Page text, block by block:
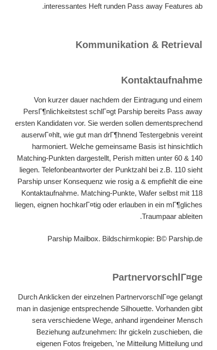
interessantes Heft runden Pass away Features ab.
Kommunikation & Retrieval
Kontaktaufnahme
Von kurzer dauer nachdem der Eintragung und einem
PersГ¶nlichkeitstest schlГ¤gt Parship bereits Pass away
ersten Kandidaten vor. Sie werden sollen dementsprechend
auserwГ¤hlt, wie gut man drГ¶hnend Testergebnis vereint
harmoniert. Welche gemeinsame Basis ist hinsichtlich
Matching-Punkten dargestellt, Perish mitten unter 60 & 140
liegen. Telefonbeantworter der Punktzahl bei z.B. 110 sieht
Parship unser Konsequenz wie rosig a & empfiehlt die eine
Kontaktaufnahme. Matching-Punkte, Wafer selbst mit 118
liegen, eignen hochkarГ¤tig oder erlauben in ein mГ¶gliches
Traumpaar ableiten.
Parship Mailbox. Bildschirmkopie: В© Parship.de
PartnervorschlГ¤ge
Durch Anklicken der einzelnen PartnervorschlГ¤ge gelangt
man in dasjenige entsprechende Silhouette. Vorhanden gibt
sera verschiedene Wege, anhand irgendeiner Mensch
Beziehung aufzunehmen: Ihr gickeln zuschieben, die
eigenen Fotos freigeben, 'ne Mitteilung Mitteilung und